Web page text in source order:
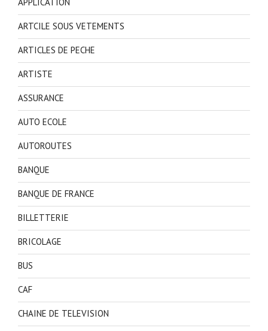
APPLICATION
ARTCILE SOUS VETEMENTS
ARTICLES DE PECHE
ARTISTE
ASSURANCE
AUTO ECOLE
AUTOROUTES
BANQUE
BANQUE DE FRANCE
BILLETTERIE
BRICOLAGE
BUS
CAF
CHAINE DE TELEVISION